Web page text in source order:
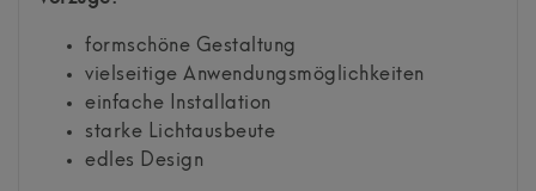
formschöne Gestaltung
vielseitige Anwendungsmöglichkeiten
einfache Installation
starke Lichtausbeute
edles Design